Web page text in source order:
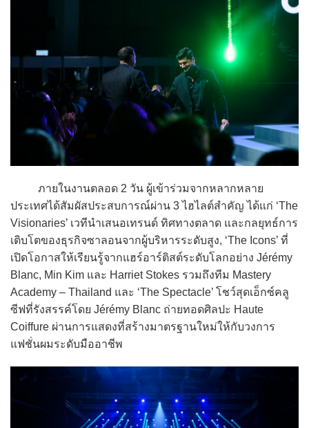
ภายในงานตลอด 2 วัน ผู้เข้าร่วมจากหลากหลาย
ประเทศได้สัมผัสประสบการณ์ผ่าน 3 ไฮไลต์สำคัญ ได้แก่ ‘The
Visionaries’ เวทีนำเสนอเทรนด์ ทิศทางตลาด และกลยุทธ์การ
เติบโตของธุรกิจซาลอนจากผู้บริหารระดับสูง, ‘The Icons’ ที่
เปิดโอกาสให้เรียนรู้จากแฮร์อาร์ติสต์ระดับโลกอย่าง Jérémy
Blanc, Min Kim และ Harriet Stokes รวมถึงทีม Mastery
Academy – Thailand และ ‘The Spectacle’ โชว์สุดเอ็กซ์คลู
ซีฟที่รังสรรค์โดย Jérémy Blanc ถ่ายทอดศิลปะ Haute
Coiffure ผ่านการแสดงที่สร้างมาตรฐานใหม่ให้กับวงการ
แฟชั่นผมระดับมืออาชีพ